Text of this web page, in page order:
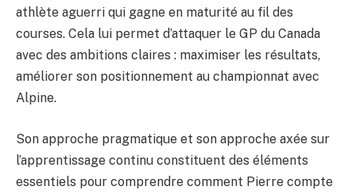
athlète aguerri qui gagne en maturité au fil des
courses. Cela lui permet d’attaquer le GP du Canada
avec des ambitions claires : maximiser les résultats,
améliorer son positionnement au championnat avec
Alpine.
Son approche pragmatique et son approche axée sur
l’apprentissage continu constituent des éléments
essentiels pour comprendre comment Pierre compte